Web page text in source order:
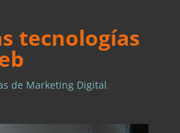
tecnologías
de Marketing Digital,